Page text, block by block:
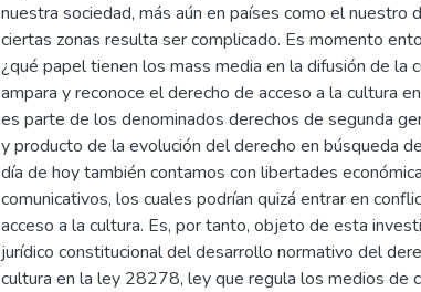
nuestra sociedad, más aún en países como el nuestro
ciertas zonas resulta ser complicado. Es momento
¿qué papel tienen los mass media en la difusión de la
ampara y reconoce el derecho de acceso a la cultura
es parte de los denominados derechos de segunda
y producto de la evolución del derecho en búsqueda
día de hoy también contamos con libertades
comunicativos, los cuales podrían quizá entrar en
acceso a la cultura. Es, por tanto, objeto de esta
jurídico constitucional del desarrollo normativo del
cultura en la ley 28278, ley que regula los medios de